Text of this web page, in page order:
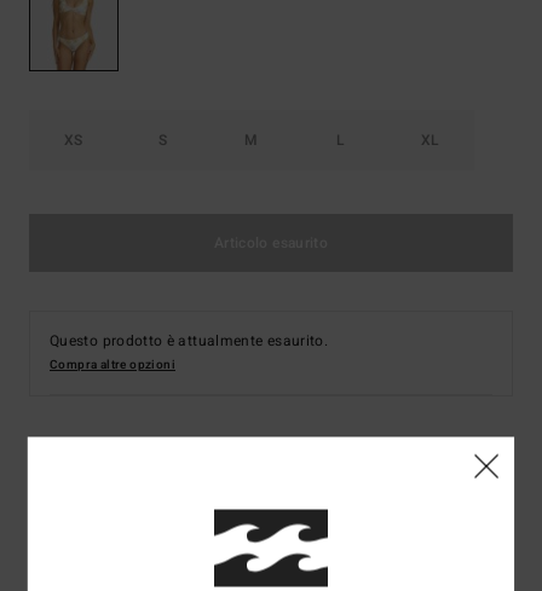
XS S M L XL
Questo prodotto è attualmente esaurito.
Compra altre opzioni
Women Multi Tank Bikini Top
Codice colore